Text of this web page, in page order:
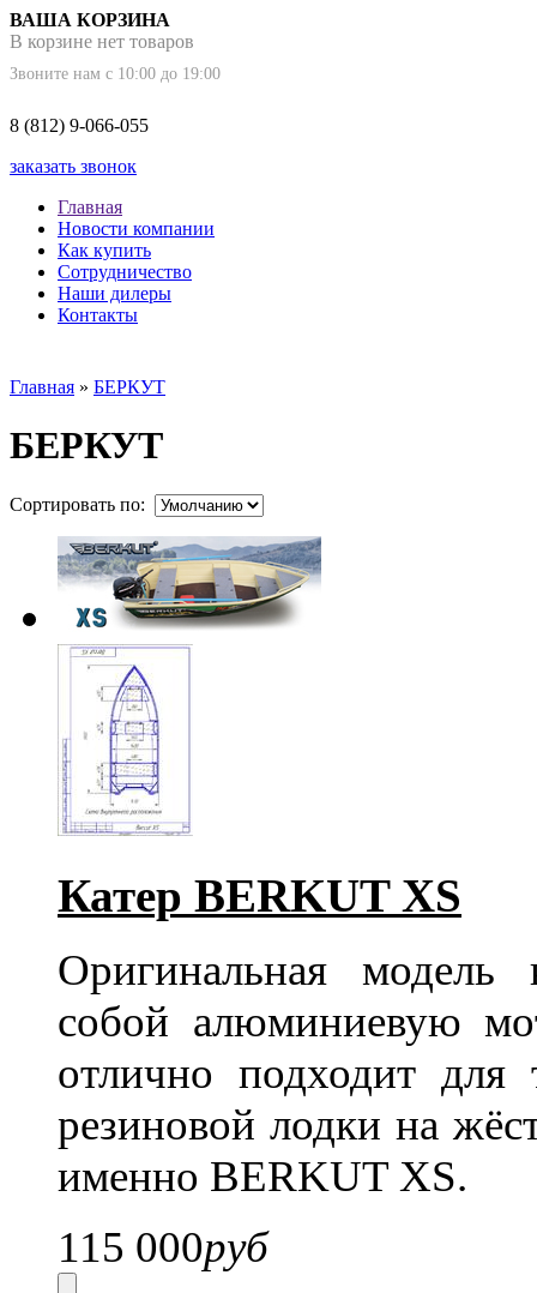
ВАША КОРЗИНА
В корзине нет товаров
Звоните нам с 10:00 до 19:00
8 (812) 9-066-055
заказать звонок
Главная
Новости компании
Как купить
Сотрудничество
Наши дилеры
Контакты
Главная » БЕРКУТ
БЕРКУТ
Сортировать по:
Катер BERKUT XS
Оригинальная модель
собой алюминиевую
отлично подходит
резиновой лодки на
именно BERKUT XS.
115 000руб